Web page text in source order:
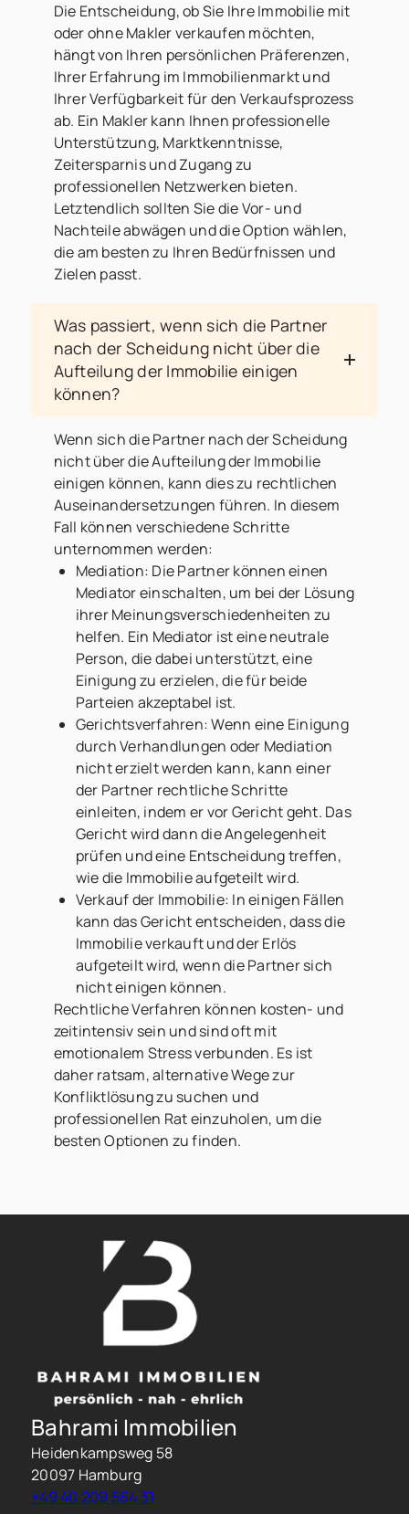
Die Entscheidung, ob Sie Ihre Immobilie mit
oder ohne Makler verkaufen möchten,
hängt von Ihren persönlichen Präferenzen,
Ihrer Erfahrung im Immobilienmarkt und
Ihrer Verfügbarkeit für den Verkaufsprozess
ab. Ein Makler kann Ihnen professionelle
Unterstützung, Marktkenntnisse,
Zeitersparnis und Zugang zu
professionellen Netzwerken bieten.
Letztendlich sollten Sie die Vor- und
Nachteile abwägen und die Option wählen,
die am besten zu Ihren Bedürfnissen und
Zielen passt.
Was passiert, wenn sich die Partner
nach der Scheidung nicht über die
Aufteilung der Immobilie einigen
können?
Wenn sich die Partner nach der Scheidung
nicht über die Aufteilung der Immobilie
einigen können, kann dies zu rechtlichen
Auseinandersetzungen führen. In diesem
Fall können verschiedene Schritte
unternommen werden:
Mediation: Die Partner können einen
Mediator einschalten, um bei der Lösung
ihrer Meinungsverschiedenheiten zu
helfen. Ein Mediator ist eine neutrale
Person, die dabei unterstützt, eine
Einigung zu erzielen, die für beide
Parteien akzeptabel ist.
Gerichtsverfahren: Wenn eine Einigung
durch Verhandlungen oder Mediation
nicht erzielt werden kann, kann einer
der Partner rechtliche Schritte
einleiten, indem er vor Gericht geht. Das
Gericht wird dann die Angelegenheit
prüfen und eine Entscheidung treffen,
wie die Immobilie aufgeteilt wird.
Verkauf der Immobilie: In einigen Fällen
kann das Gericht entscheiden, dass die
Immobilie verkauft und der Erlös
aufgeteilt wird, wenn die Partner sich
nicht einigen können.
Rechtliche Verfahren können kosten- und
zeitintensiv sein und sind oft mit
emotionalem Stress verbunden. Es ist
daher ratsam, alternative Wege zur
Konfliktlösung zu suchen und
professionellen Rat einzuholen, um die
besten Optionen zu finden.
Bahrami Immobilien
Heidenkampsweg 58
20097 Hamburg
+49 40 209 564 31